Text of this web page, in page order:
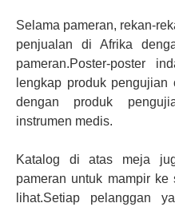
Selama pameran, rekan-
penjualan di Afrika
pameran.Poster-poster
lengkap produk
dengan produk
instrumen medis.
Katalog di atas meja
pameran untuk mampir
lihat.Setiap pelanggan